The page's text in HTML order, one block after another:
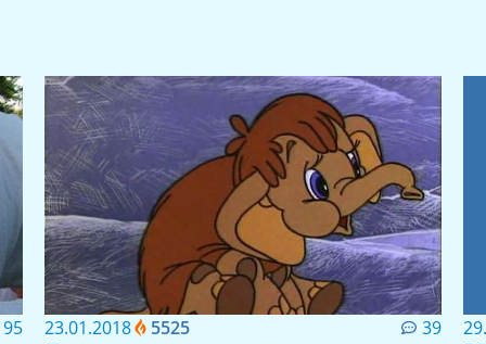
95 23.01.2018 5525 39